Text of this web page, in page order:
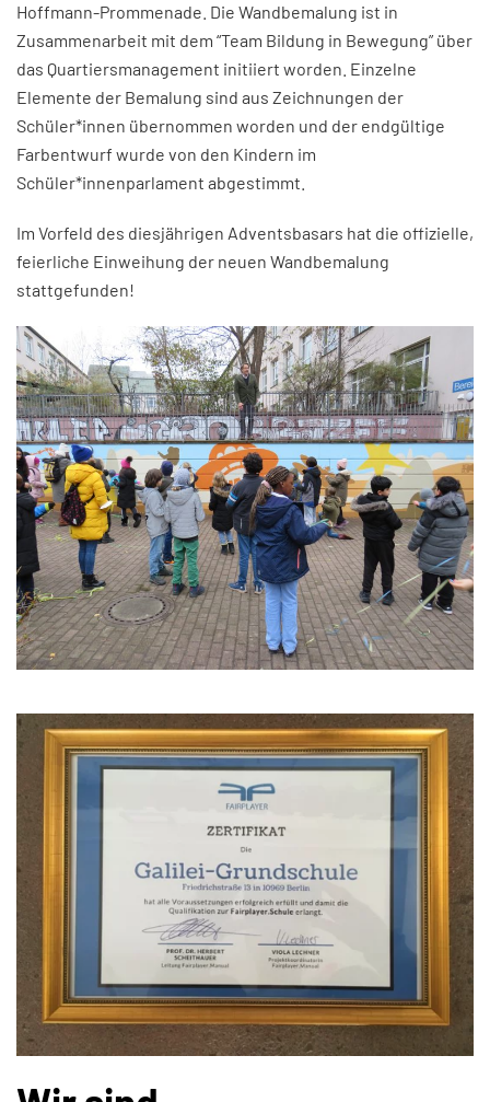
Hoffmann-Prommenade. Die Wandbemalung ist in
Zusammenarbeit mit dem “Team Bildung in Bewegung” über
das Quartiersmanagement initiiert worden. Einzelne
Elemente der Bemalung sind aus Zeichnungen der
Schüler*innen übernommen worden und der endgültige
Farbentwurf wurde von den Kindern im
Schüler*innenparlament abgestimmt.
Im Vorfeld des diesjährigen Adventsbasars hat die offizielle,
feierliche Einweihung der neuen Wandbemalung
stattgefunden!